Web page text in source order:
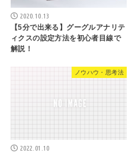
2020.10.13
【5分で出来る】グーグルアナリテ
ィクスの設定方法を初心者目線で
解説！
ノウハウ・思考法
2022.01.10